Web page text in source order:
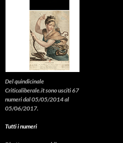
Del quindicinale
Criticaliberale.it sono usciti 67
numeri dal 05/05/2014 al
05/06/2017.
Tutti i numeri